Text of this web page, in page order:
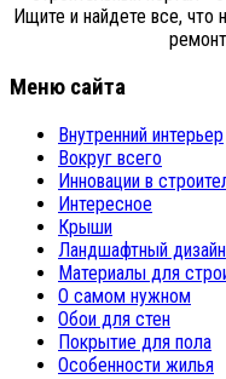
Ищите и найдете все, что
Меню сайта
Внутренний интерьер
Вокруг всего
Инновации в
Интересное
Крыши
Ландшафтный дизайн
Материалы для
О самом нужном
Обои для стен
Покрытие для пола
Особенности жилья